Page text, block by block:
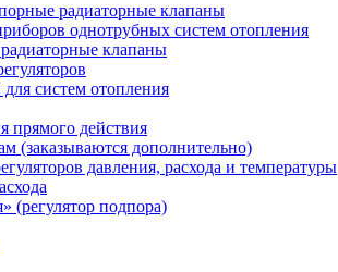
радиаторные клапаны
однотрубных систем отопления
клапаны
систем отопления
прямого действия
(заказываются дополнительно)
давления, расхода и температуры
(регулятор подпора)